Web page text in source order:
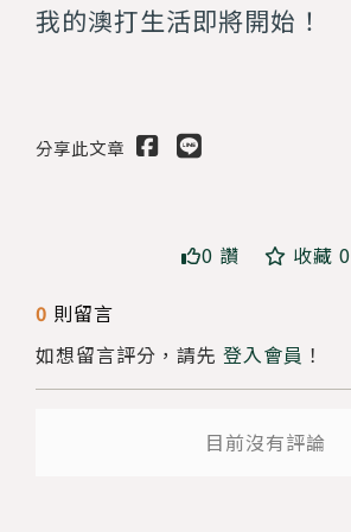
我的澳打生活即將開始！
分享此文章
0 讚 收藏 0
0 則留言
如想留言評分，請先 登入會員 ！
目前沒有評論